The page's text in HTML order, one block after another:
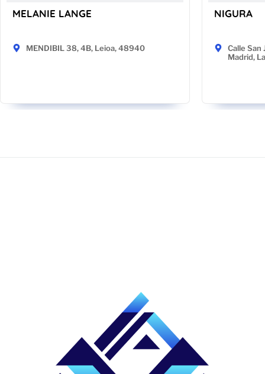
MELANIE LANGE
MENDIBIL 38, 4B, Leioa, 48940
NIGURA
Calle San
Madrid,